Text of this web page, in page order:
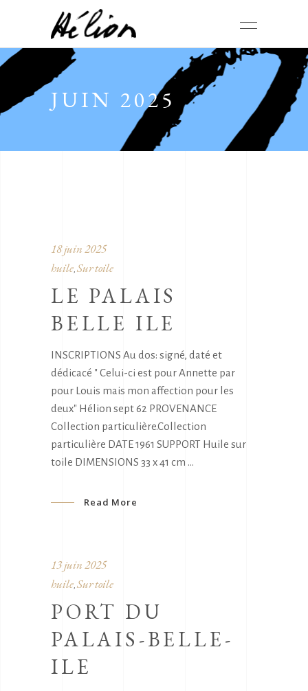
JUIN 2025
18 juin 2025
huile, Sur toile
LE PALAIS
BELLE ILE
INSCRIPTIONS Au dos: signé, daté et
dédicacé " Celui-ci est pour Annette par
pour Louis mais mon affection pour les
deux" Hélion sept 62 PROVENANCE
Collection particulière.Collection
particulière DATE 1961 SUPPORT Huile sur
toile DIMENSIONS 33 x 41 cm
Read More
13 juin 2025
huile Sur toile
PORT DU
PALAIS-BELLE-
ILE